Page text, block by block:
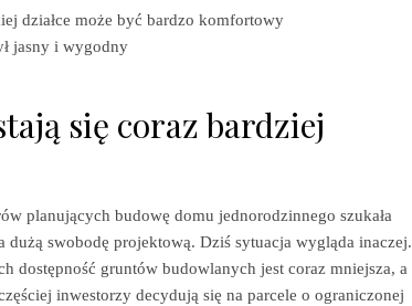
działce może być bardzo komfortowy
jasny i wygodny
się coraz bardziej
planujących budowę domu jednorodzinnego szukała
dużą swobodę projektową. Dziś sytuacja wygląda inaczej.
dostępność gruntów budowlanych jest coraz mniejsza, a
inwestorzy decydują się na parcele o ograniczonej